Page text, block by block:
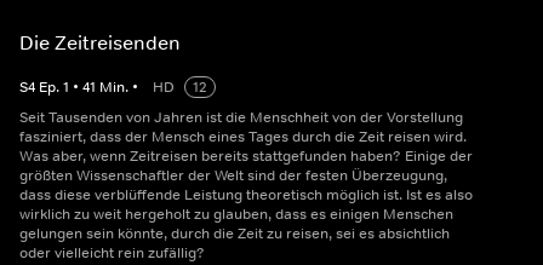
Die Zeitreisenden
S4 Ep.1 • 41 Min. • HD
12
Seit Tausenden von Jahren ist die Menschheit von der Vorstellung
fasziniert, dass der Mensch eines Tages durch die Zeit reisen wird.
Was aber, wenn Zeitreisen bereits stattgefunden haben? Einige der
größten Wissenschaftler der Welt sind der festen Überzeugung,
dass diese verblüffende Leistung theoretisch möglich ist. Ist es also
wirklich zu weit hergeholt zu glauben, dass es einigen Menschen
gelungen sein könnte, durch die Zeit zu reisen, sei es absichtlich
oder vielleicht rein zufällig?